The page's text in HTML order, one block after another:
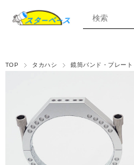
TOP タカハシ 鏡筒バンド・プレート